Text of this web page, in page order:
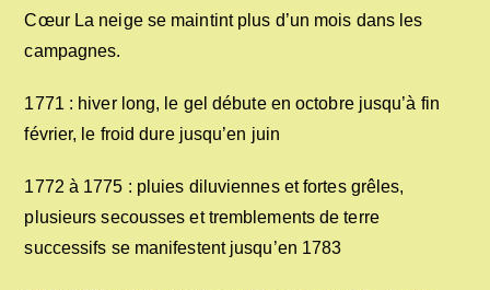
Cœur La neige se maintint plus d’un mois dans les
campagnes.
1771 : hiver long, le gel débute en octobre jusqu’à fin
février, le froid dure jusqu’en juin
1772 à 1775 : pluies diluviennes et fortes grêles,
plusieurs secousses et tremblements de terre
successifs se manifestent jusqu’en 1783